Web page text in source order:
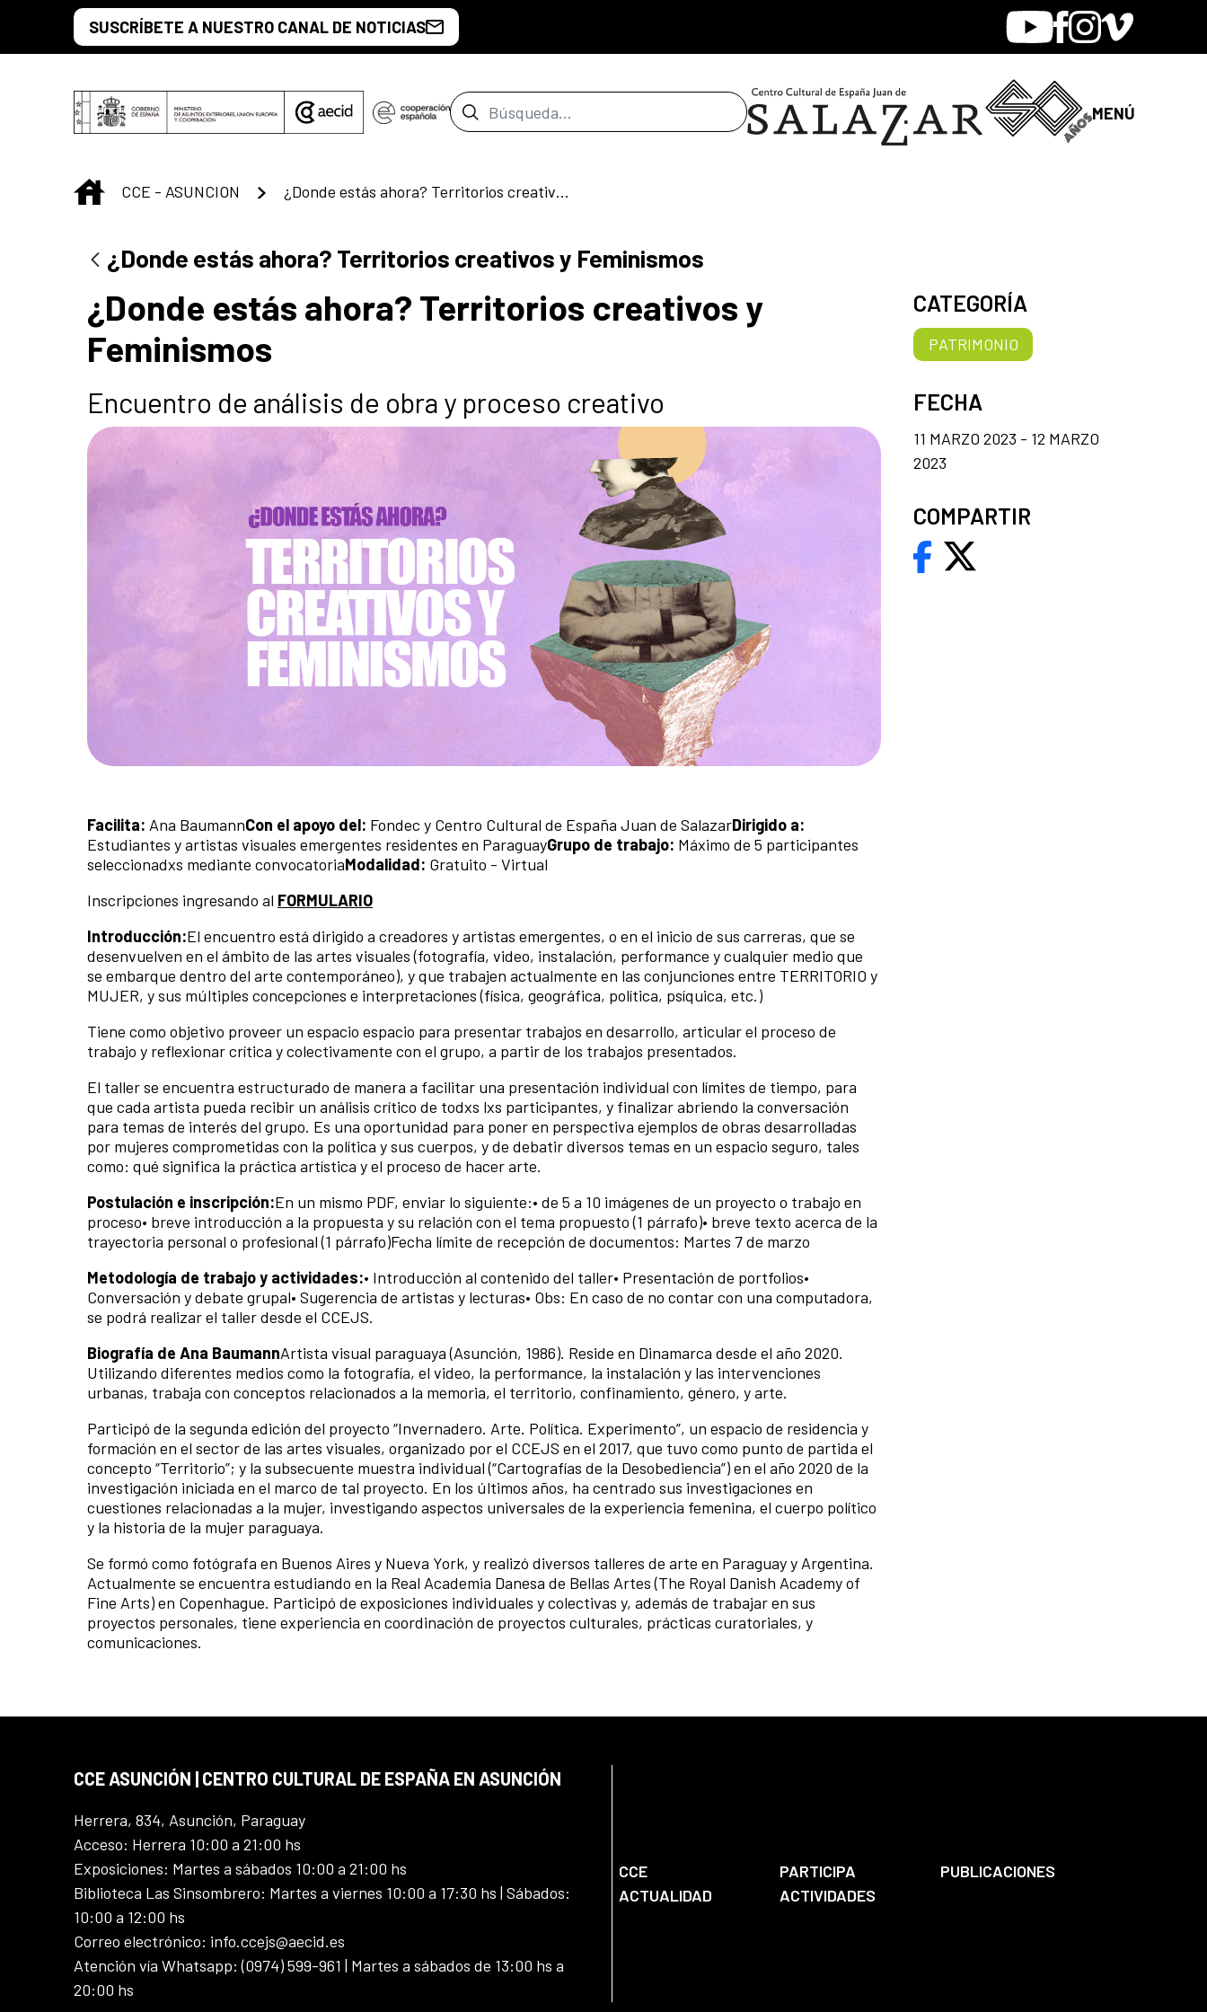
Saltar al contenido principal
SUSCRÍBETE A NUESTRO CANAL DE NOTICIAS YoutubeFacebook
Instagram
Vimeo
Barra de búsqueda MENÚ
INICIO
CCE - ASUNCION ¿Donde estás ahora? Territorios creativos y Feminismos
¿Donde estás ahora? Territorios creativos y Feminismos
¿Donde estás ahora? Territorios creativos y
Feminismos
Encuentro de análisis de obra y proceso creativo
Facilita: Ana BaumannCon el apoyo del: Fondec y Centro Cultural de España Juan de SalazarDirigido a:
Estudiantes y artistas visuales emergentes residentes en ParaguayGrupo de trabajo: Máximo de 5 participantes
seleccionadxs mediante convocatoriaModalidad: Gratuito - Virtual
Inscripciones ingresando al FORMULARIO
Introducción:El encuentro está dirigido a creadores y artistas emergentes, o en el inicio de sus carreras, que se
desenvuelven en el ámbito de las artes visuales (fotografía, video, instalación, performance y cualquier medio que
se embarque dentro del arte contemporáneo), y que trabajen actualmente en las conjunciones entre TERRITORIO y
MUJER, y sus múltiples concepciones e interpretaciones (física, geográfica, política, psíquica, etc.)
Tiene como objetivo proveer un espacio espacio para presentar trabajos en desarrollo, articular el proceso de
trabajo y reflexionar crítica y colectivamente con el grupo, a partir de los trabajos presentados.
El taller se encuentra estructurado de manera a facilitar una presentación individual con límites de tiempo, para
que cada artista pueda recibir un análisis crítico de todxs lxs participantes, y finalizar abriendo la conversación
para temas de interés del grupo. Es una oportunidad para poner en perspectiva ejemplos de obras desarrolladas
por mujeres comprometidas con la política y sus cuerpos, y de debatir diversos temas en un espacio seguro, tales
como: qué significa la práctica artística y el proceso de hacer arte.
Postulación e inscripción:En un mismo PDF, enviar lo siguiente:• de 5 a 10 imágenes de un proyecto o trabajo en
proceso• breve introducción a la propuesta y su relación con el tema propuesto (1 párrafo)• breve texto acerca de la
trayectoria personal o profesional (1 párrafo)Fecha límite de recepción de documentos: Martes 7 de marzo
Metodología de trabajo y actividades:• Introducción al contenido del taller• Presentación de portfolios•
Conversación y debate grupal• Sugerencia de artistas y lecturas• Obs: En caso de no contar con una computadora,
se podrá realizar el taller desde el CCEJS.
Biografía de Ana BaumannArtista visual paraguaya (Asunción, 1986). Reside en Dinamarca desde el año 2020.
Utilizando diferentes medios como la fotografía, el video, la performance, la instalación y las intervenciones
urbanas, trabaja con conceptos relacionados a la memoria, el territorio, confinamiento, género, y arte.
Participó de la segunda edición del proyecto “Invernadero. Arte. Política. Experimento”, un espacio de residencia y
formación en el sector de las artes visuales, organizado por el CCEJS en el 2017, que tuvo como punto de partida el
concepto “Territorio”; y la subsecuente muestra individual (“Cartografías de la Desobediencia”) en el año 2020 de la
investigación iniciada en el marco de tal proyecto. En los últimos años, ha centrado sus investigaciones en
cuestiones relacionadas a la mujer, investigando aspectos universales de la experiencia femenina, el cuerpo político
y la historia de la mujer paraguaya.
Se formó como fotógrafa en Buenos Aires y Nueva York, y realizó diversos talleres de arte en Paraguay y Argentina.
Actualmente se encuentra estudiando en la Real Academia Danesa de Bellas Artes (The Royal Danish Academy of
Fine Arts) en Copenhague. Participó de exposiciones individuales y colectivas y, además de trabajar en sus
proyectos personales, tiene experiencia en coordinación de proyectos culturales, prácticas curatoriales, y
comunicaciones.
CATEGORÍA
PATRIMONIO
FECHA
11 MARZO 2023 - 12 MARZO
2023
COMPARTIR
CCE ASUNCIÓN | CENTRO CULTURAL DE ESPAÑA EN ASUNCIÓN
Herrera, 834, Asunción, Paraguay
Acceso: Herrera 10:00 a 21:00 hs
Exposiciones: Martes a sábados 10:00 a 21:00 hs
Biblioteca Las Sinsombrero: Martes a viernes 10:00 a 17:30 hs | Sábados:
10:00 a 12:00 hs
Correo electrónico: info.ccejs@aecid.es
Atención vía Whatsapp: (0974) 599-961 | Martes a sábados de 13:00 hs a
20:00 hs
CCE PARTICIPA
PUBLICACIONES
ACTUALIDAD
ACTIVIDADES